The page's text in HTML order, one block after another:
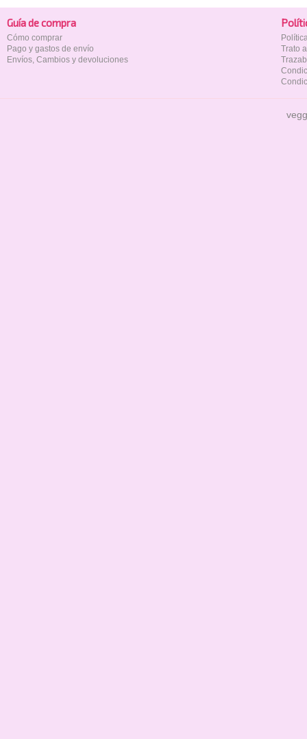
Guía de compra
Cómo comprar
Pago y gastos de envío
Envíos, Cambios y devoluciones
Trato